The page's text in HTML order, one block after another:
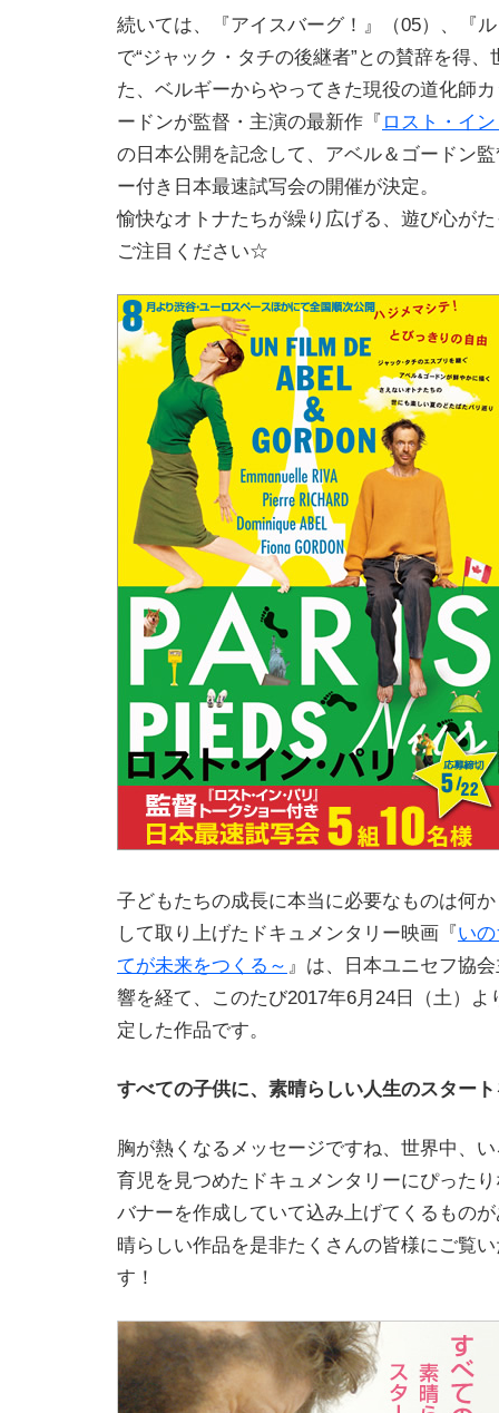
続いては、『アイスバーグ！』（05）、『
で“ジャック・タチの後継者”との賛辞を得
た、ベルギーからやってきた現役の道化師
ードンが監督・主演の最新作『 ロスト・イ
の日本公開を記念して、アベル＆ゴードン
ー付き日本最速試写会の開催が決定。
愉快なオトナたちが繰り広げる、遊び心が
ご注目ください☆
子どもたちの成長に本当に必要なものは何
して取り上げたドキュメンタリー映画『い
てが未来をつくる～ 』は、日本ユニセフ協
響を経て、このたび2017年6月24日（土）よ
定した作品です。
すべての子供に、素晴らしい人生のスター
胸が熱くなるメッセージですね、世界中、
育児を見つめたドキュメンタリーにぴった
バナーを作成していて込み上げてくるもの
晴らしい作品を是非たくさんの皆様にご覧
す！